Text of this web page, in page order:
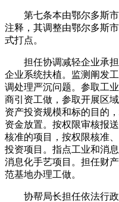
第七条本由鄂尔多斯市
注释，其调整由鄂尔多斯
式打点。
担任协调减轻企业承担
企业系统扶植。监测阐发
调处理严沉问题。参取工
商引资工做，参取开展区
资产投资规模和标的目的
资金放置。按权限审核报
核准的项目，按权限核准
投资项目。指点工业和消
消息化手艺项目。担任财
范基地办理工做。
协帮局长担任依法行政